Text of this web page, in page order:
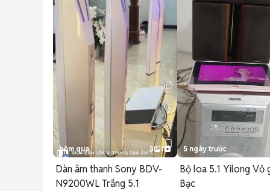
hôm qua 3 1
Dàn âm thanh Sony BDV-
N9200WL Trắng 5.1
5 ngày trước
Bộ loa 5.1 Yilong Vỏ
Bạc